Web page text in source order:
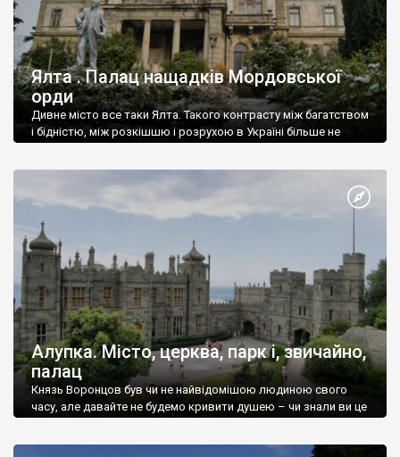
Ялта . Палац нащадків Мордовської
орди
Дивне місто все таки Ялта. Такого контрасту між багатством
і бідністю, між розкішшю і розрухою в Україні більше не
Алупка. Місто, церква, парк і, звичайно,
палац
Князь Воронцов був чи не найвідомішою людиною свого
часу, але давайте не будемо кривити душею – чи знали ви це